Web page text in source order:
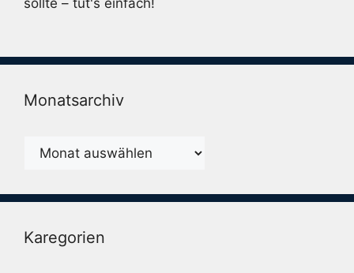
Monatsarchiv
Monatsarchiv
Karegorien